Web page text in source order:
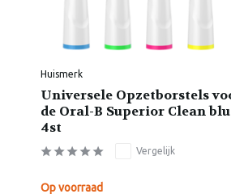
Huismerk
Universele Opzetborstels
de Oral-B Superior Clean
4st
Vergelijk
Op voorraad